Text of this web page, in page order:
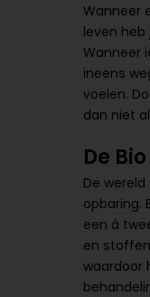
Wanneer
leven
Wanneer
ineens
voelen.
dan niet
De
De
opbaring.
een à
en
waardoor